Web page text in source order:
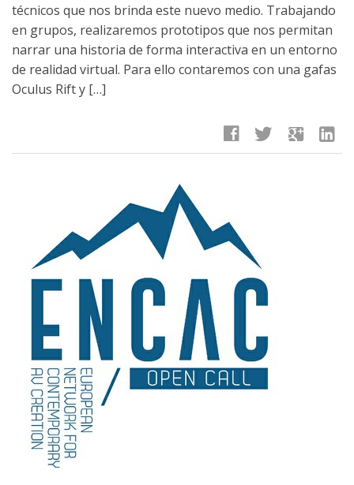
técnicos que nos brinda este nuevo medio. Trabajando
en grupos, realizaremos prototipos que nos permitan
narrar una historia de forma interactiva en un entorno
de realidad virtual. Para ello contaremos con una gafas
Oculus Rift y […]
facebook twitter google linkedin